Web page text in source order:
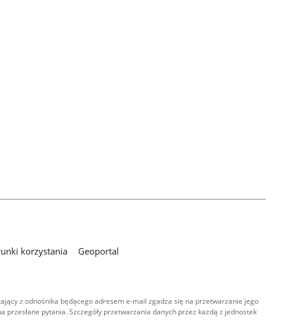
korzystania
Geoportal
z odnośnika będącego adresem e-mail zgadza się na przetwarzanie jego
pytania. Szczegóły przetwarzania danych przez każdą z jednostek